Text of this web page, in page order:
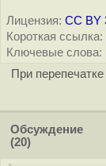
Лицензия: CC BY
Короткая
Ключевые слова:
При
Обсуждение
(20)